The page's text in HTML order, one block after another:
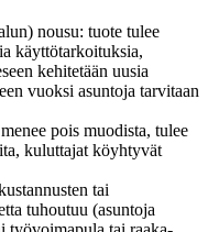
nousu: tuote tulee
käyttötarkoituksia,
kehitetään uusia
vuoksi asuntoja tarvitaan
pois muodista, tulee
kuluttajat köyhtyvät
tai
tuhoutuu (asuntoja